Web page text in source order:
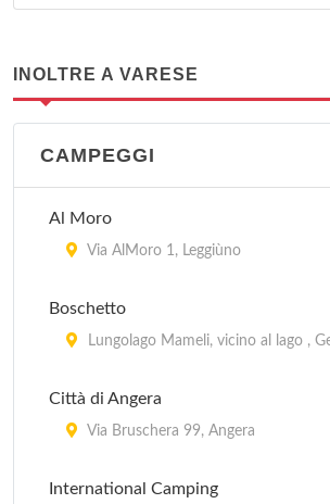
INOLTRE A VARESE
CAMPEGGI
Al Moro
Via AlMoro 1, Leggiùno
Boschetto
Lungolago Mameli, vicino al lago ,
Città di Angera
Via Bruschera 99, Angera
International Camping